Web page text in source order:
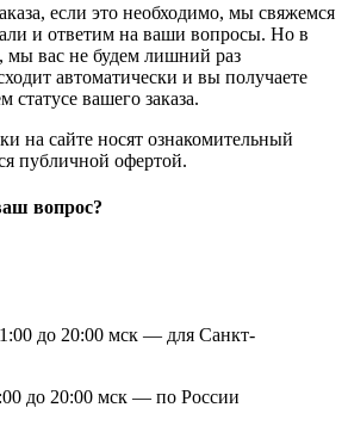
если это необходимо, мы свяжемся
и ответим на ваши вопросы. Но в
мы вас не будем лишний раз
автоматически и вы получаете
вашего заказа.
на сайте носят ознакомительный
публичной офертой.
вопрос?
до 20:00 мск — для Санкт-
до 20:00 мск — по России